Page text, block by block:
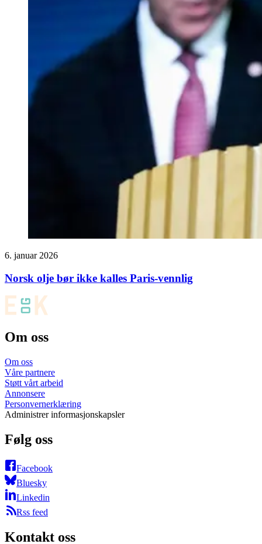
6. januar 2026
Norsk olje bør ikke kalles Paris-vennlig
Om oss
Om oss
Våre partnere
Støtt vårt arbeid
Annonsere
Personvernerklæring
Administrer informasjonskapsler
Følg oss
Facebook
Bluesky
Linkedin
Rss feed
Kontakt oss